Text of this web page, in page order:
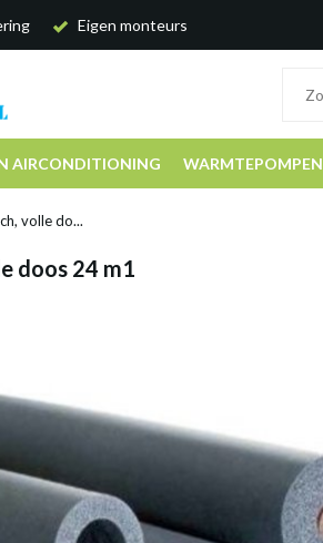
Eigen monteurs
AIRCONDITIONING WARMTEPOMPEN
volle do...
doos 24 m1